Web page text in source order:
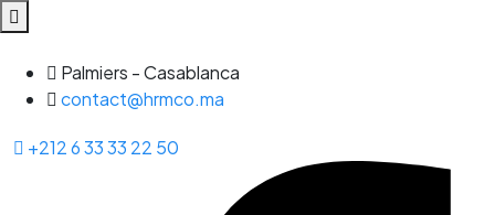
Palmiers - Casablanca
contact@hrmco.ma
+212 6 33 33 22 50